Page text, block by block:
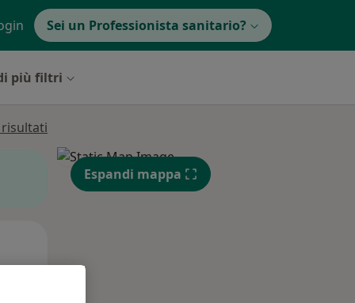
Sei un Professionista sanitario?
più filtri
Espandi mappa